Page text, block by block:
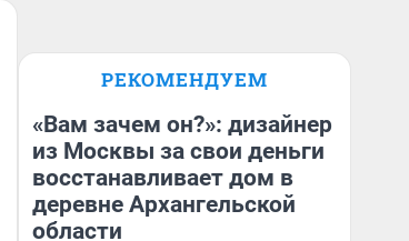
РЕКОМЕНДУЕМ
«Вам зачем он?»: дизайнер
из Москвы за свои деньги
восстанавливает дом в
деревне Архангельской
области